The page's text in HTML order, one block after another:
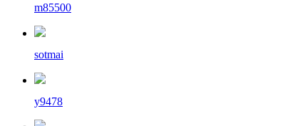
m85500
sotmai
y9478